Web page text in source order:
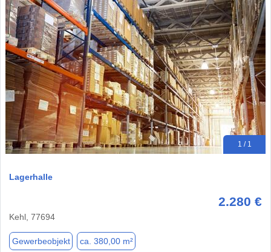
1 / 1
Lagerhalle
2.280 €
Kehl, 77694
Gewerbeobjekt ca. 380,00 m²